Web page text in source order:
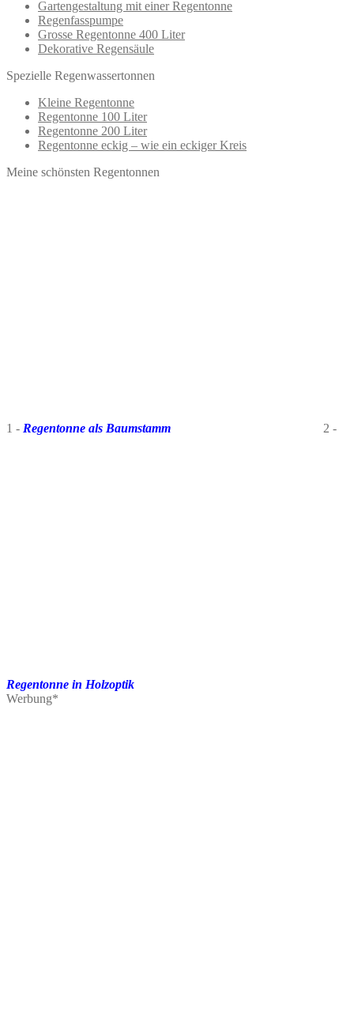
Gartengestaltung mit einer Regentonne
Regenfasspumpe
Grosse Regentonne 400 Liter
Dekorative Regensäule
Spezielle Regenwassertonnen
Kleine Regentonne
Regentonne 100 Liter
Regentonne 200 Liter
Regentonne eckig – wie ein eckiger Kreis
Meine schönsten Regentonnen
1 - Regentonne als Baumstamm 2 -
Regentonne in Holzoptik
Werbung*